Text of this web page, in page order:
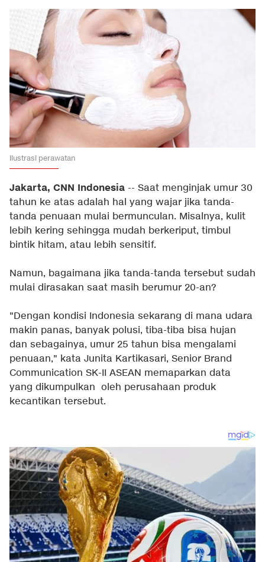
Ilustrasi perawatan
Jakarta, CNN Indonesia -- Saat menginjak umur 30
tahun ke atas adalah hal yang wajar jika tanda-
tanda penuaan mulai bermunculan. Misalnya, kulit
lebih kering sehingga mudah berkeriput, timbul
bintik hitam, atau lebih sensitif.
Namun, bagaimana jika tanda-tanda tersebut sudah
mulai dirasakan saat masih berumur 20-an?
"Dengan kondisi Indonesia sekarang di mana udara
makin panas, banyak polusi, tiba-tiba bisa hujan
dan sebagainya, umur 25 tahun bisa mengalami
penuaan," kata Junita Kartikasari, Senior Brand
Communication SK-II ASEAN memaparkan data
yang dikumpulkan oleh perusahaan produk
kecantikan tersebut.